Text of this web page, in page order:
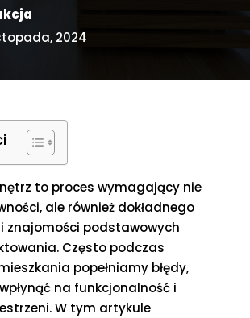
2024
to proces wymagający nie
ale również dokładnego
znajomości podstawowych
Często podczas
popełniamy błędy,
na funkcjonalność i
W tym artykule